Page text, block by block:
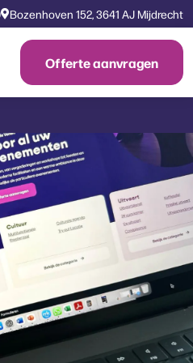
Bozenhoven 152, 3641 AJ Mijdrecht
Offerte aanvragen